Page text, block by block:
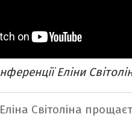
Еліни
Світоліна